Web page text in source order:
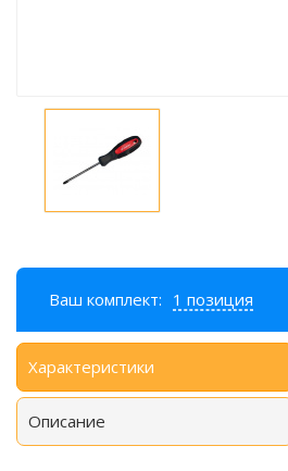
Ваш комплект: 1 позиция
Характеристики
Описание